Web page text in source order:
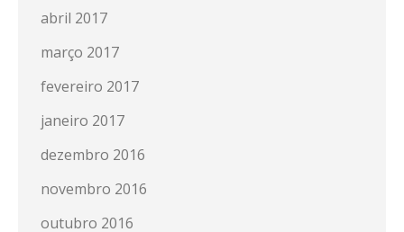
abril 2017
março 2017
fevereiro 2017
janeiro 2017
dezembro 2016
novembro 2016
outubro 2016